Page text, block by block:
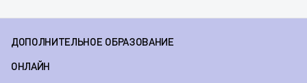
ДОПОЛНИТЕЛЬНОЕ ОБРАЗОВАНИЕ
ОНЛАЙН